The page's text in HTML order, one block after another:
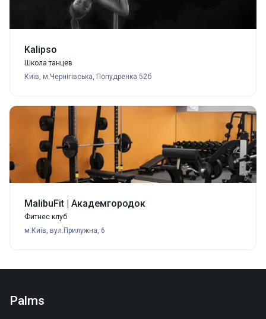
Kalipso
Школа танцев
Київ, м.Чернігівська, Попудренка 52б
MalibuFit | Академгородок
Фитнес клуб
м.Київ, вул.Прилужна, 6
Palms